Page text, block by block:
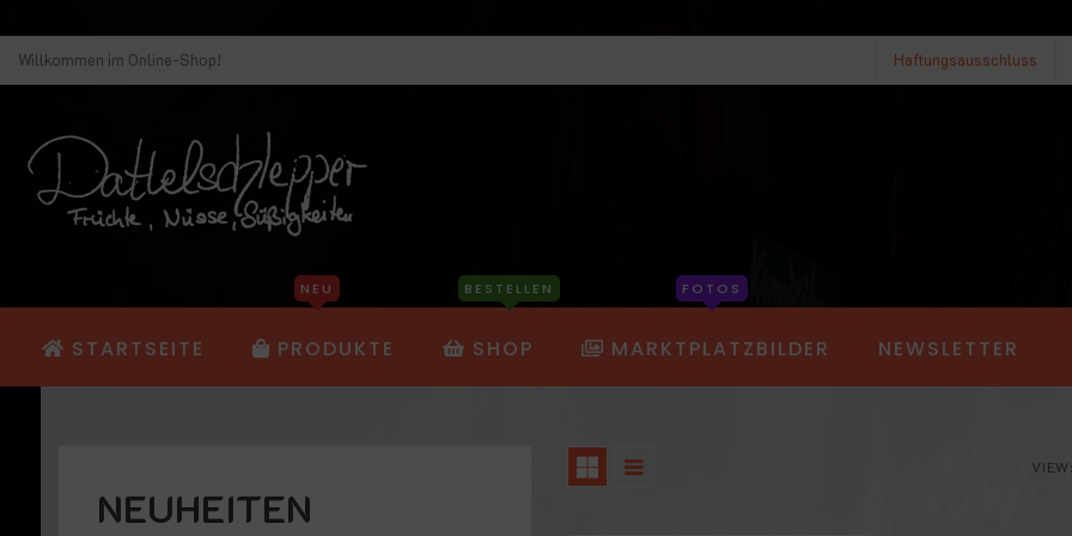
Willkommen im Online-Shop! Haftungsausschluss
STARTSEITE
NEU
PRODUKTE
BESTELLEN
SHOP
FOTOS
MARKTPLATZBILDER NEWSLETTER
VIEW:
NEUHEITEN